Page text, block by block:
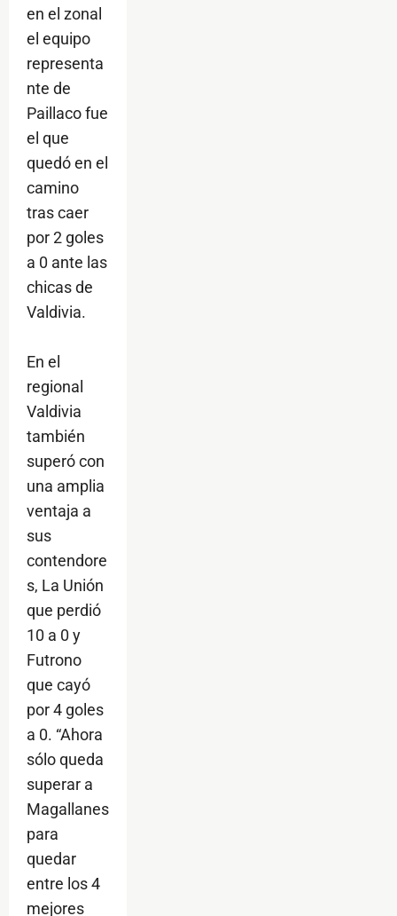
en el zonal
el equipo
representa
nte de
Paillaco fue
el que
quedó en el
camino
tras caer
por 2 goles
a 0 ante las
chicas de
Valdivia.
En el
regional
Valdivia
también
superó con
una amplia
ventaja a
sus
contendore
s, La Unión
que perdió
10 a 0 y
Futrono
que cayó
por 4 goles
a 0. “Ahora
sólo queda
superar a
Magallanes
para
quedar
entre los 4
mejores